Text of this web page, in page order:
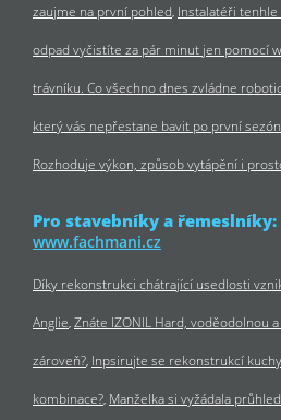
zaujme na první pohled Instalatéři
odpad vyčistíte za pár minut jen pomocí
trávníku. Co všechno dnes zvládne
který vás nepřestane bavit po první
Rozhoduje výkon, způsob vytápění i
Pro stavebníky a řemeslníky:
www.fachmani.cz
Díky rekonstrukci chátrající usedlosti
Anglie Znáte IZONIL Hard, voděodolnou
zároveň? Inpsirujte se rekonstrukcí
kombinace? Manželka si vyžádala